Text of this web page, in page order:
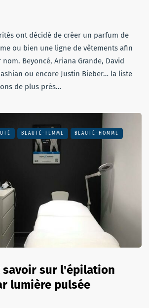
ont décidé de créer un parfum de
ou bien une ligne de vêtements afin
Beyoncé, Ariana Grande, David
ou encore Justin Bieber… la liste
de plus près…
BEAUTÉ-FEMME BEAUTÉ-HOMME
savoir sur l'épilation
lumière pulsée